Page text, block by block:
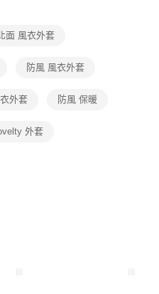
」之結帳頁面顯示為準，若有關於
關疑問，請聯繫「AFTEE先享後付
support/home
「AFTEE先享後付」服務完成之交
人或監護人之同意方可使用
訊註冊。若發現惡意使用之情形，
面 風衣外套
防風 風衣外套
外套 防風 保暖
外套